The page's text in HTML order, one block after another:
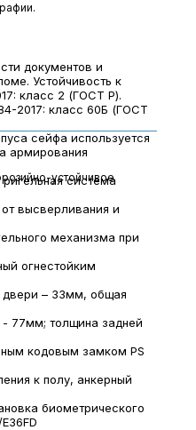
документов и
Устойчивость к
класс 2 (ГОСТ Р).
2017: класс 60Б (ГОСТ
сейфа используется
армирования
система
высверливания и
механизма при
огнестойким
двери – 33мм, общая
77мм; толщина задней
кодовым замком PS
к полу, анкерный
биометрического
устойчивое